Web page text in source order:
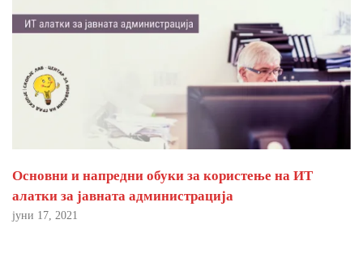
Основни и напредни обуки за користење на ИТ
алатки за јавната администрација
јуни 17, 2021